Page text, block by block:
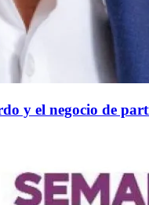
y el negocio de